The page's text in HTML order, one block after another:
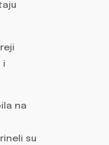
i
na
su